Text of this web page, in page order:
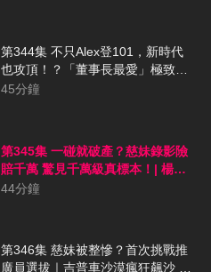
第344集 不只Alex登101，新時代
也攻頂！？「董事長最愛」極致下
午茶與高空蕨蘭秘境 新時代匹克球
45分鐘
第345集 一碰就破產？慈妹錄影險
賠千萬 驚見千萬級真標本！| 楊繡
惠解鎖首次潛水 深入國境之南絕美
44分鐘
第346集 慈妹被整慘？首次挑戰推
廣員選拔｜吉普車沙漠瘋狂飆沙 慈